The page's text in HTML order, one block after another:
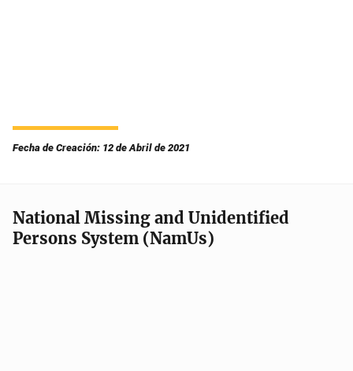
Fecha de Creación: 12 de Abril de 2021
National Missing and Unidentified
Persons System (NamUs)